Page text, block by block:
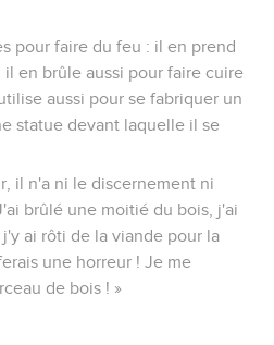
pour faire du feu : il en prend
en brûle aussi pour faire cuire
aussi pour se fabriquer un
statue devant laquelle il se
il n'a ni le discernement ni
brûlé une moitié du bois, j'ai
ai rôti de la viande pour la
une horreur ! Je me
de bois ! »